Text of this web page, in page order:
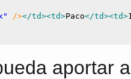
/></td><td>Paco</td><td>
/></td> <td> Tere </td> <td>
aportar